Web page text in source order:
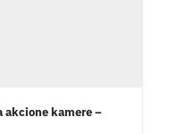
akcione kamere –